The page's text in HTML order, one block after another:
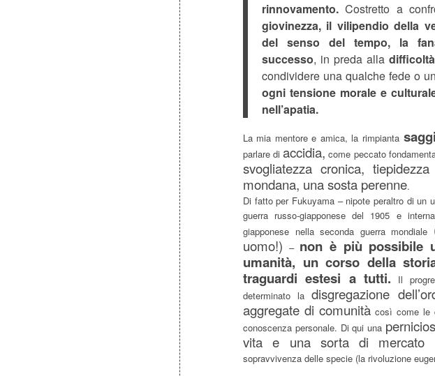
rinnovamento. Costretto a
giovinezza, il vilipendio della
del senso del tempo, la
successo, in preda alla
condividere una qualche fede o
ogni tensione morale e
nell’apatia.
La mia mentore e amica, la rimpianta
parlare diaccidia, come peccato
svogliatezza cronica,
mondana, una sosta perenne.
Di fatto per Fukuyama – nipote peraltro di un
guerra russo-giapponese del 1905 e
giapponese nella seconda guerra mondiale
uomo!) – non è più possibile
umanità, un corso della
traguardi estesi a tutti. Il
determinato ladisgregazione
aggregate di comunità così come le
conoscenza personale. Di qui una
vita e una sorta di mercato
sopravvivenza delle specie (la rivoluzione